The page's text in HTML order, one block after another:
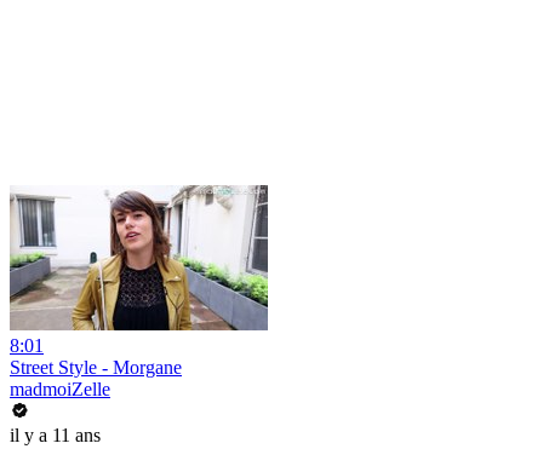
8:01
Street Style - Morgane
madmoiZelle
il y a 11 ans